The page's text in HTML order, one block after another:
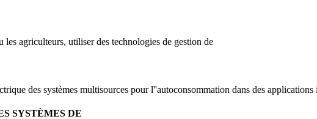
agriculteurs, utiliser des technologies de gestion de
des systèmes multisources pour l''autoconsommation dans des applications
SYSTÈMES DE